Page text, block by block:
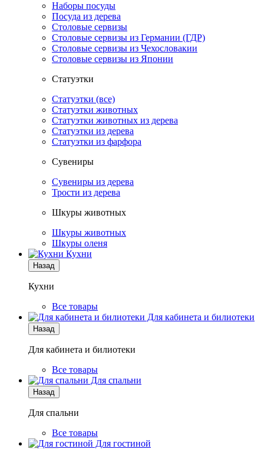
Наборы посуды
Посуда из дерева
Столовые сервизы
Столовые сервизы из Германии (ГДР)
Столовые сервизы из Чехословакии
Столовые сервизы из Японии
Статуэтки
Статуэтки (все)
Статуэтки животных
Статуэтки животных из дерева
Статуэтки из дерева
Статуэтки из фарфора
Сувениры
Сувениры из дерева
Трости из дерева
Шкуры животных
Шкуры животных
Шкуры оленя
Кухни
Назад
Кухни
Все товары
Для кабинета и билиотеки
Назад
Для кабинета и билиотеки
Все товары
Для спальни
Назад
Для спальни
Все товары
Для гостиной